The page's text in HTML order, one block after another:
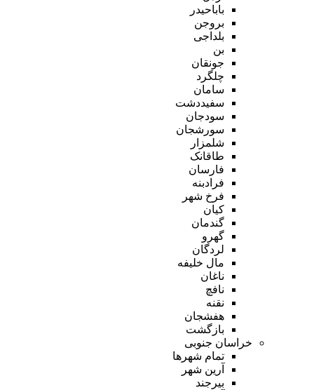
باباحیدر
بروجن
بلداجی
بن
جونقان
چلگرد
سامان
سفیددشت
سودجان
سورشجان
شلمزار
طاقانک
فارسان
فرادبنه
فرخ شهر
کیان
گندمان
گهرو
لردگان
مال خلیفه
ناغان
نافچ
نقنه
هفشجان
بازگشت
خراسان جنوبی
تمام شهر‌ها
آرین شهر
بیرجند